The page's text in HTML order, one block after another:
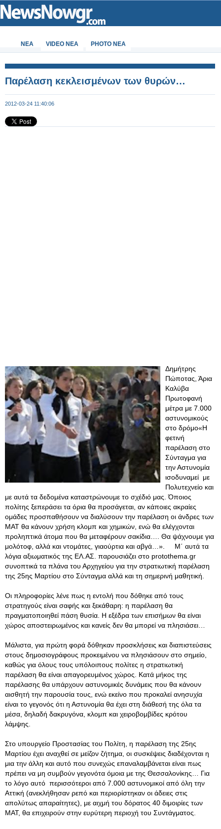
ΝΕΑ VIDEO NEA PHOTO NEA
Παρέλαση κεκλεισμένων των θυρών…
2012-03-24 11:40:06
Δημήτρης
Πώποτας, Άρια
Καλύβα
Πρωτοφανή
μέτρα με 7.000
αστυνομικούς
στο δρόμο«Η
φετινή
παρέλαση στο
Σύνταγμα για
την Αστυνομία
ισοδυναμεί με
Πολυτεχνείο και
με αυτά τα δεδομένα καταστρώνουμε το σχέδιό μας. Όποιος
πολίτης ξεπεράσει τα όρια θα προσάγεται, αν κάποιες ακραίες
ομάδες προσπαθήσουν να διαλύσουν την παρέλαση οι άνδρες των
ΜΑΤ θα κάνουν χρήση κλομπ και χημικών, ενώ θα ελέγχονται
προληπτικά άτομα που θα μεταφέρουν σακίδια…. Θα ψάχνουμε για
μολότοφ, αλλά και ντομάτες, γιαούρτια και αβγά…». Μ΄ αυτά τα
λόγια αξιωματικός της ΕΛ.ΑΣ. παρουσιάζει στο protothema.gr
συνοπτικά τα πλάνα του Αρχηγείου για την στρατιωτική παρέλαση
της 25ης Μαρτίου στο Σύνταγμα αλλά και τη σημερινή μαθητική.
Οι πληροφορίες λένε πως η εντολή που δόθηκε από τους
στρατηγούς είναι σαφής και ξεκάθαρη: η παρέλαση θα
πραγματοποιηθεί πάση θυσία. Η εξέδρα των επισήμων θα είναι
χώρος αποστειρωμένος και κανείς δεν θα μπορεί να πλησιάσει…
Μάλιστα, για πρώτη φορά δόθηκαν προσκλήσεις και διαπιστεύσεις
στους δημοσιογράφους προκειμένου να πλησιάσουν στο σημείο,
καθώς για όλους τους υπόλοιπους πολίτες η στρατιωτική
παρέλαση θα είναι απαγορευμένος χώρος. Κατά μήκος της
παρέλασης θα υπάρχουν αστυνομικές δυνάμεις που θα κάνουν
αισθητή την παρουσία τους, ενώ εκείνο που προκαλεί ανησυχία
είναι το γεγονός ότι η Αστυνομία θα έχει στη διάθεσή της όλα τα
μέσα, δηλαδή δακρυγόνα, κλομπ και χειροβομβίδες κρότου
λάμψης.
Στο υπουργείο Προστασίας του Πολίτη, η παρέλαση της 25ης
Μαρτίου έχει αναχθεί σε μείζον ζήτημα, οι συσκέψεις διαδέχονται η
μια την άλλη και αυτό που συνεχώς επαναλαμβάνεται είναι πως
πρέπει να μη συμβούν γεγονότα όμοια με της Θεσσαλονίκης… Για
το λόγο αυτό περισσότεροι από 7.000 αστυνομικοί από όλη την
Αττική (ανεκλήθησαν ρεπό και περιορίστηκαν οι άδειες στις
απολύτως απαραίτητες), με αιχμή του δόρατος 40 διμοιρίες των
ΜΑΤ, θα επιχειρούν στην ευρύτερη περιοχή του Συντάγματος.